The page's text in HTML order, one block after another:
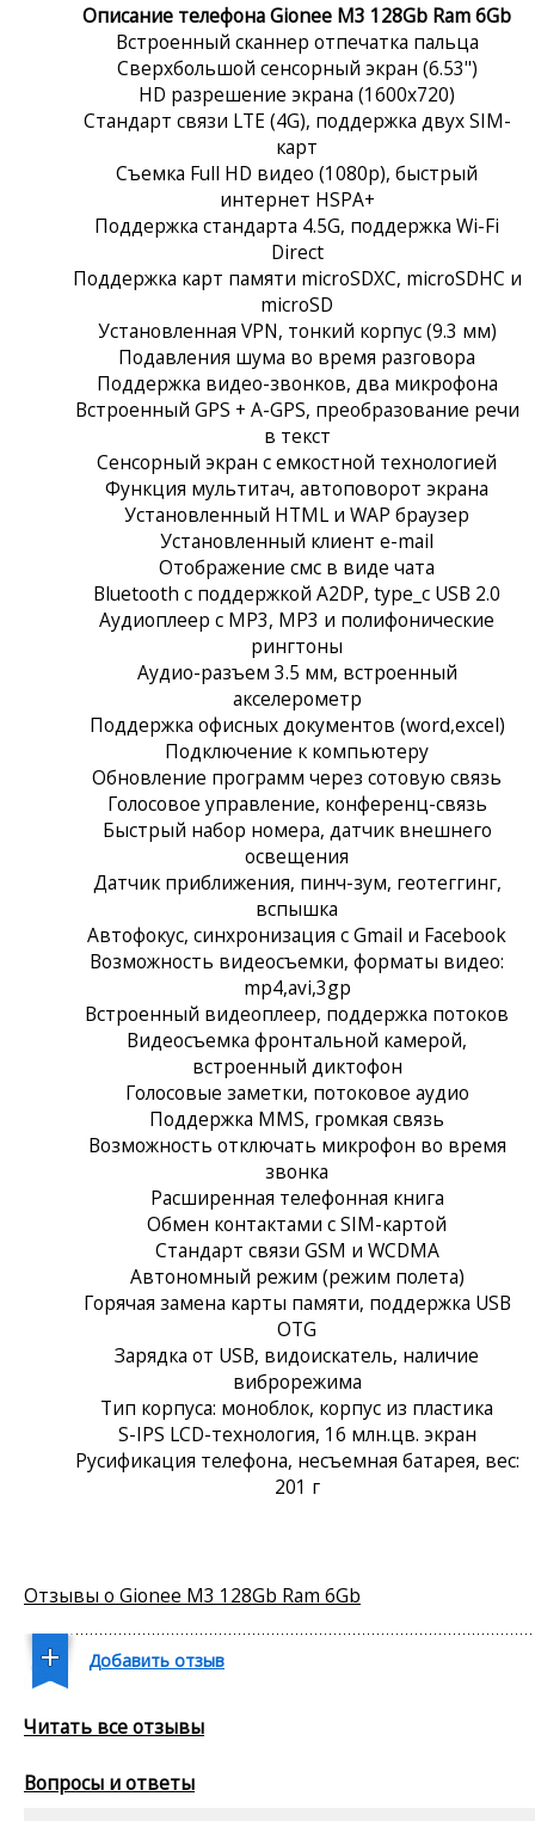
Описание телефона Gionee M3 128Gb Ram 6Gb
Встроенный сканнер отпечатка пальца
Сверхбольшой сенсорный экран (6.53")
HD разрешение экрана (1600x720)
Стандарт связи LTE (4G), поддержка двух SIM-
карт
Съемка Full HD видео (1080p), быстрый
интернет HSPA+
Поддержка стандарта 4.5G, поддержка Wi-Fi
Direct
Поддержка карт памяти microSDXC, microSDHC и
microSD
Установленная VPN, тонкий корпус (9.3 мм)
Подавления шума во время разговора
Поддержка видео-звонков, два микрофона
Встроенный GPS + A-GPS, преобразование речи
в текст
Сенсорный экран c емкостной технологией
Функция мультитач, автоповорот экрана
Установленный HTML и WAP браузер
Установленный клиент e-mail
Отображение смс в виде чата
Bluetooth с поддержкой A2DP, type_c USB 2.0
Аудиоплеер с MP3, MP3 и полифонические
рингтоны
Аудио-разъем 3.5 мм, встроенный
акселерометр
Поддержка офисных документов (word,excel)
Подключение к компьютеру
Обновление программ через сотовую связь
Голосовое управление, конференц-связь
Быстрый набор номера, датчик внешнего
освещения
Датчик приближения, пинч-зум, геотеггинг,
вспышка
Автофокус, синхронизация с Gmail и Facebook
Возможность видеосъемки, форматы видео:
mp4,avi,3gp
Встроенный видеоплеер, поддержка потоков
Видеосъемка фронтальной камерой,
встроенный диктофон
Голосовые заметки, потоковое аудио
Поддержка MMS, громкая связь
Возможность отключать микрофон во время
звонка
Расширенная телефонная книга
Обмен контактами с SIM-картой
Стандарт связи GSM и WCDMA
Автономный режим (режим полета)
Горячая замена карты памяти, поддержка USB
OTG
Зарядка от USB, видоискатель, наличие
виброрежима
Тип корпуса: моноблок, корпус из пластика
S-IPS LCD-технология, 16 млн.цв. экран
Русификация телефона, несъемная батарея, вес:
201 г
Отзывы о Gionee M3 128Gb Ram 6Gb
Добавить отзыв
Читать все отзывы
Вопросы и ответы